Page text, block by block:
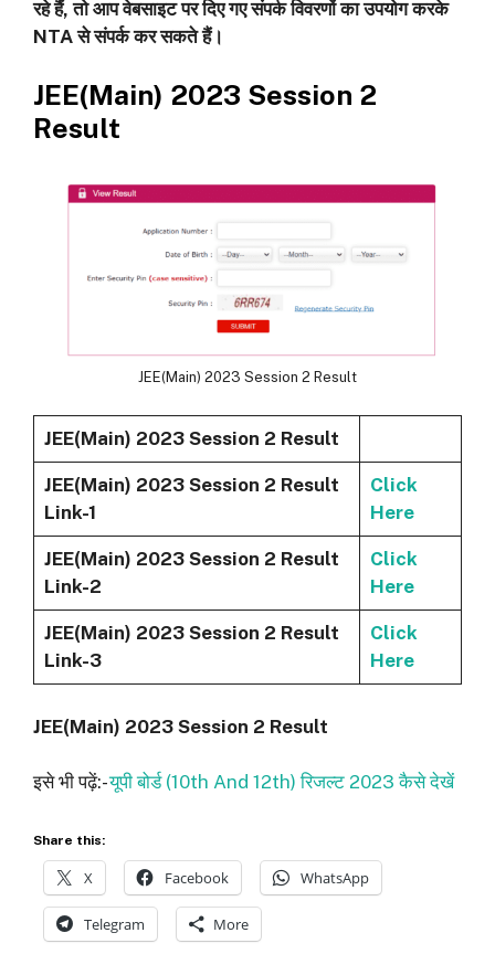
रहे हैं, तो आप वेबसाइट पर दिए गए संपर्क विवरणों का उपयोग करके
NTA से संपर्क कर सकते हैं।
JEE(Main) 2023 Session 2
Result
JEE(Main) 2023 Session 2 Result
JEE(Main) 2023 Session 2 Result
JEE(Main) 2023 Session 2 Result
Link-1
Click
Here
JEE(Main) 2023 Session 2 Result
Link-2
Click
Here
JEE(Main) 2023 Session 2 Result
Link-3
Click
Here
JEE(Main) 2023 Session 2 Result
इसे भी पढ़ें:-यूपी बोर्ड (10th And 12th) रिजल्‍ट 2023 कैसे देखें
Share this:
X Facebook WhatsApp
Telegram More